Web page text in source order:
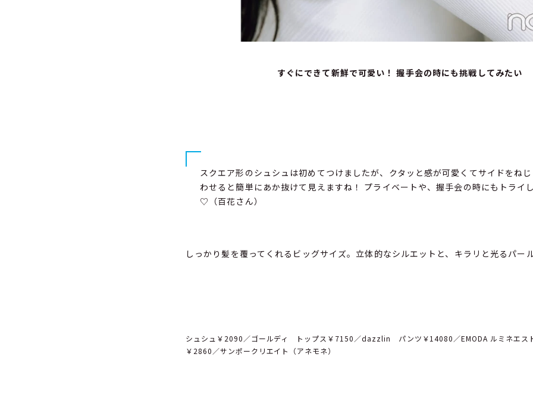
すぐにできて新鮮で可愛い！ 握手会の時にも挑戦してみたい
スクエア形のシュシュは初めてつけましたが、クタッと感が可愛くてサイドをね
わせると簡単にあか抜けて見えますね！ プライベートや、握手会の時にもトライ
♡（百花さん）
しっかり髪を覆ってくれるビッグサイズ。立体的なシルエットと、キラリと光るパー
シュシュ￥2090／ゴールディ トップス￥7150／dazzlin パンツ￥14080／EMODA ルミネエス
￥2860／サンポークリエイト（アネモネ）